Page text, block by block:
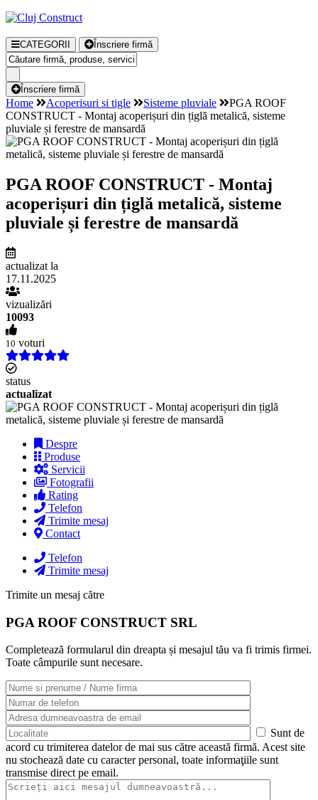
CATEGORII Înscriere firmă
Înscriere firmă
Home Acoperisuri si tigle Sisteme pluviale
PGA ROOF
CONSTRUCT - Montaj acoperișuri din țiglă metalică, sisteme
pluviale și ferestre de mansardă
PGA ROOF CONSTRUCT - Montaj
acoperișuri din țiglă metalică, sisteme
pluviale și ferestre de mansardă
actualizat la
17.11.2025
vizualizări
10093
10 voturi
status
actualizat
Despre
Produse
Servicii
Fotografii
Rating
Telefon
Trimite mesaj
Contact
Telefon
Trimite mesaj
Trimite un mesaj către
PGA ROOF CONSTRUCT SRL
Completează formularul din dreapta și mesajul tău va fi trimis firmei.
Toate câmpurile sunt necesare.
Sunt de
acord cu trimiterea datelor de mai sus către această firmă. Acest site
nu stochează date cu caracter personal, toate informaţiile sunt
transmise direct pe email.